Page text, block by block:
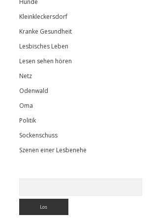
Hunde
Kleinkleckersdorf
Kranke Gesundheit
Lesbisches Leben
Lesen sehen hören
Netz
Odenwald
Oma
Politik
Sockenschuss
Szenen einer Lesbenehe